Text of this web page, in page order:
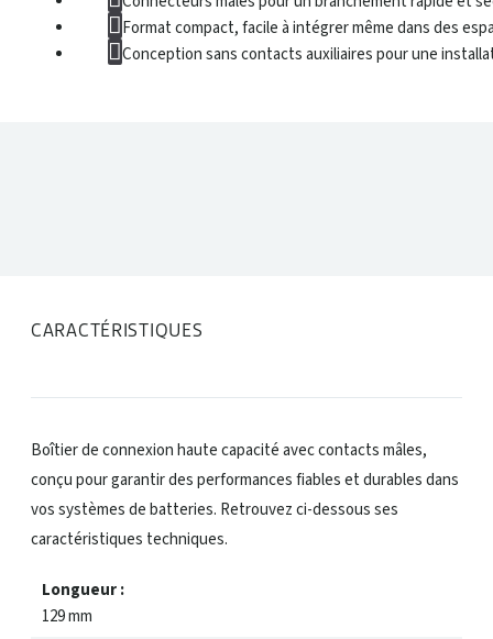
Format compact, facile à intégrer même dans des
Conception sans contacts auxiliaires pour une
CARACTÉRISTIQUES
Boîtier de connexion haute capacité avec contacts mâles,
conçu pour garantir des performances fiables et durables dans
vos systèmes de batteries. Retrouvez ci-dessous ses
caractéristiques techniques.
Longueur :
129 mm